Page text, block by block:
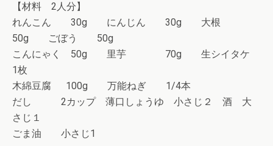
【材料 2人分】
れんこん 30g にんじん 30g 大根
50g ごぼう 50g
こんにゃく 50g 里芋 70g 生シイタケ
1枚
木綿豆腐 100g 万能ねぎ 1/4本
だし 2カップ 薄口しょうゆ 小さじ２ 酒 大
さじ１
ごま油 小さじ1